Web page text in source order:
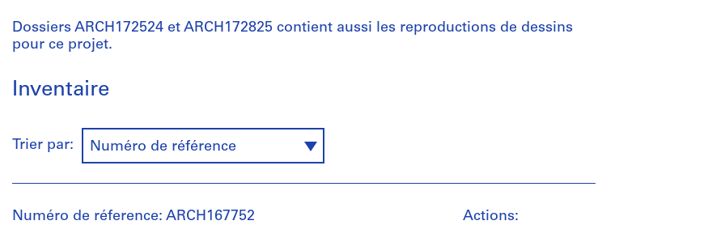
Dossiers ARCH172524 et ARCH172825 contient aussi les reproductions de dessins
pour ce projet.
Inventaire
Trier par: Numéro de référence
Actions:
Numéro de réference: ARCH167752